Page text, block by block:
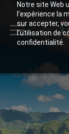
Notre site Web
l’expérience la
sur accepter,
l’utilisation de
confidentialité.